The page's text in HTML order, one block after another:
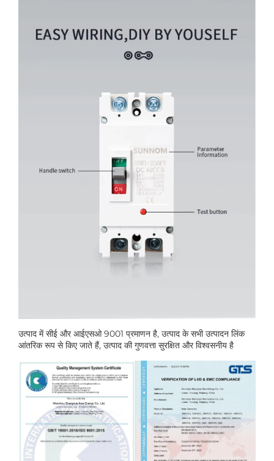
उत्पाद में सीई और आईएसओ 9001 प्रमाणन है, उत्पाद के सभी उत्पादन लिंक
आंतरिक रूप से किए जाते हैं, उत्पाद की गुणवत्ता सुरक्षित और विश्वसनीय है